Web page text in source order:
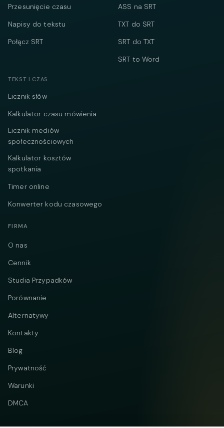
Przesunięcie czasu
Napisy do tekstu
Połącz SRT
ASS na SRT
TXT do SRT
SRT do TXT
SRT to Word
TEKST I CZAS
Licznik słów
Kalkulator czasu mówienia
Licznik mediów
społecznościowych
Kalkulator kosztów
spotkania
Timer online
Konwerter kodu czasowego
FIRMA
O nas
Cennik
Studia Przypadków
Porównanie
Alternatywy
Kontakty
Blog
Prywatność
Warunki
DMCA